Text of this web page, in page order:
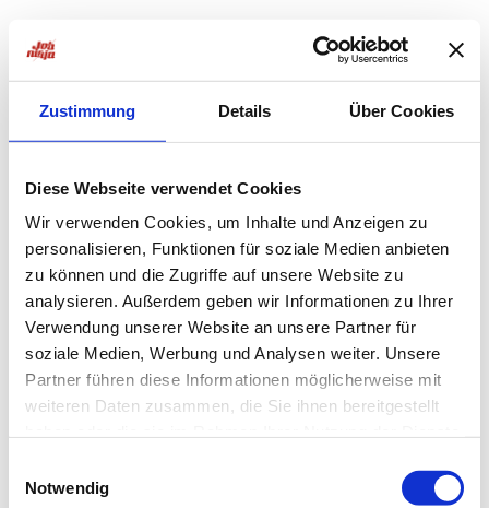
Zustimmung Details Über Cookies
Diese Webseite verwendet Cookies
Wir verwenden Cookies, um Inhalte und Anzeigen zu
personalisieren, Funktionen für soziale Medien anbieten
zu können und die Zugriffe auf unsere Website zu
analysieren. Außerdem geben wir Informationen zu Ihrer
Verwendung unserer Website an unsere Partner für
soziale Medien, Werbung und Analysen weiter. Unsere
Partner führen diese Informationen möglicherweise mit
weiteren Daten zusammen, die Sie ihnen bereitgestellt
Notwendig
loadingjobninja.com
for more